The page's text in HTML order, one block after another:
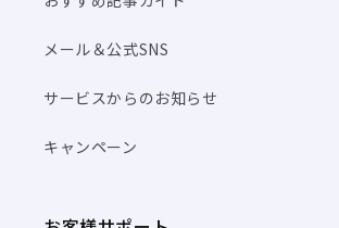
メール＆公式SNS
サービスからのお知らせ
キャンペーン